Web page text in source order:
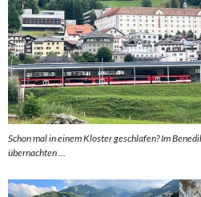
Schon mal in einem Kloster geschlafen? Im
übernachten …